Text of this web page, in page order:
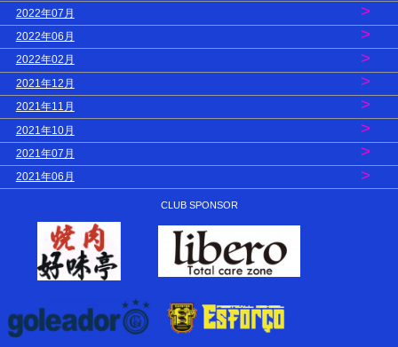
2022年07月 >
2022年06月 >
2022年02月 >
2021年12月 >
2021年11月 >
2021年10月 >
2021年07月 >
2021年06月 >
CLUB SPONSOR